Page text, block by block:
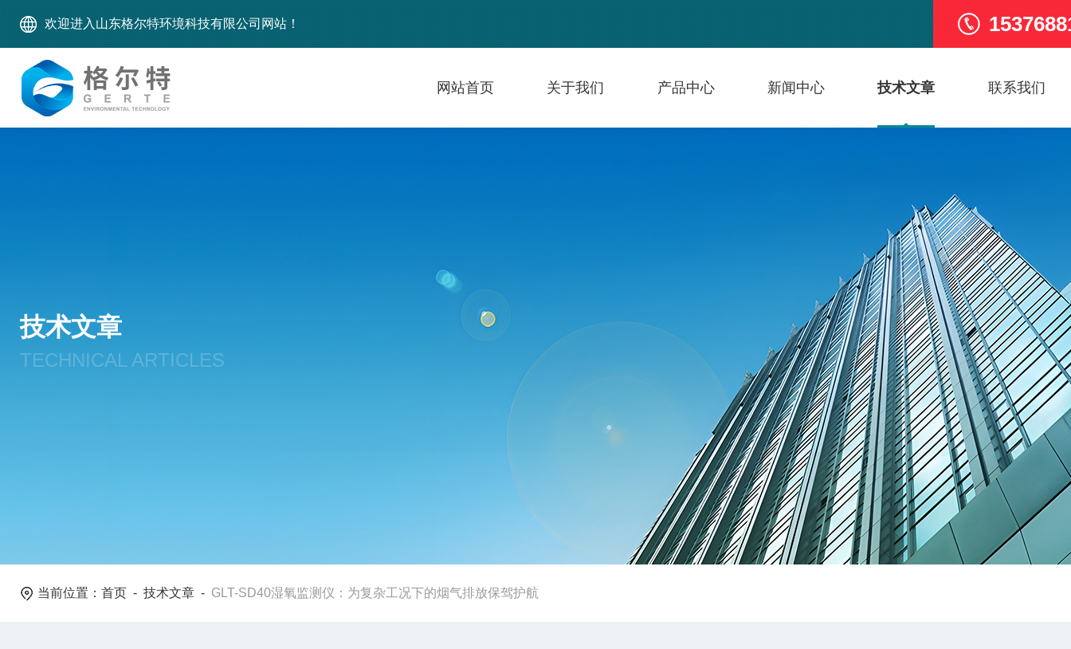
欢迎进入山东格尔特环境科技有限公司网站！
网站首页 关于我们 产品中心 新闻中心 技术文章 联系我们
技术文章
TECHNICAL ARTICLES
当前位置： 首页 - 技术文章 - GLT-SD40湿氧监测仪：为复杂工况下的烟气排放保驾护航